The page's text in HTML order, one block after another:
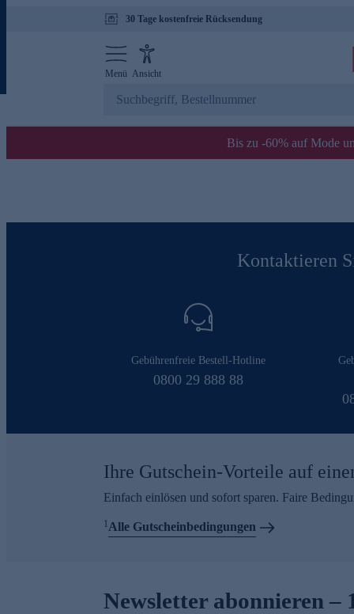
30 Tage kostenfreie Rücksendung
Menü Ansicht
Bis zu -60% auf Mode
Kontaktieren
Gebührenfreie Bestell-Hotline
0800 29 888 88
Ihre Gutschein-Vorteile auf
Einfach einlösen und sofort sparen. Faire
1Alle Gutscheinbedingungen
Newsletter abonnieren –